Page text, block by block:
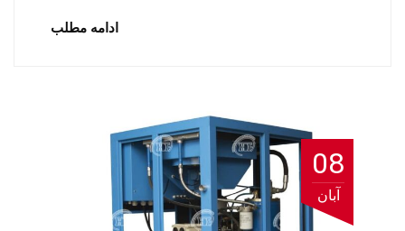
ادامه مطلب
08
آبان